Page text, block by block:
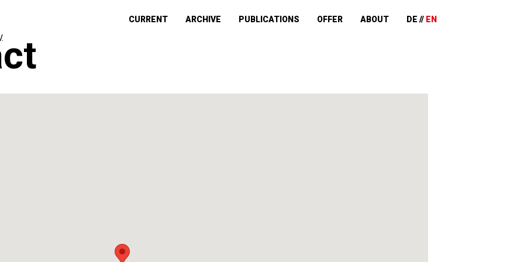
CURRENT ARCHIVE PUBLICATIONS OFFER ABOUT DE EN